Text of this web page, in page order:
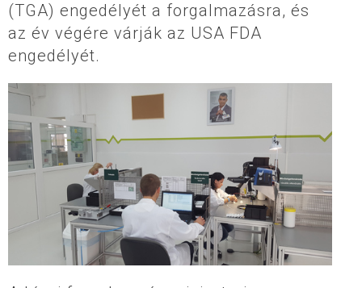
(TGA) engedélyét a forgalmazásra, és
az év végére várják az USA FDA
engedélyét.